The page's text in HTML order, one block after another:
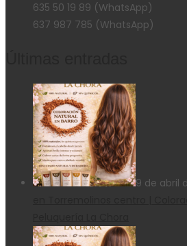
635 50 19 89 (WhatsApp)
637 987 785 (WhatsApp)
9 de abril